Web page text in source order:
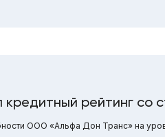
рейтинг со
ООО «Альфа Дон Транс» на